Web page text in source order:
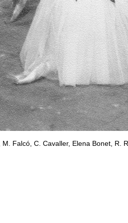
Falcó, C. Cavaller, Elena Bonet, R.